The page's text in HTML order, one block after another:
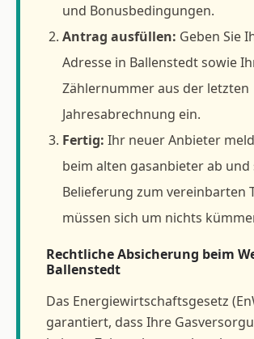
und Bonusbedingungen.
Antrag ausfüllen: Geben Sie
Adresse in Ballenstedt sowie
Zählernummer aus der letzten
Jahresabrechnung ein.
Fertig: Ihr neuer Anbieter
beim alten gasanbieter ab
Belieferung zum vereinbarten
müssen sich um nichts
Rechtliche Absicherung beim
Ballenstedt
Das Energiewirtschaftsgesetz
garantiert, dass Ihre